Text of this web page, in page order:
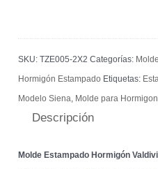
SKU:TZE005-2X2 Categorías:
Hormigón Estampado Etiquetas:
Modelo Siena, Molde para Hormigon
Descripción
Molde Estampado Hormigón